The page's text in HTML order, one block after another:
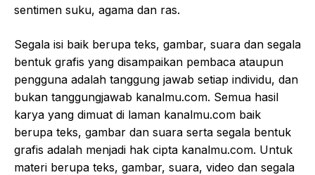
sentimen suku, agama dan ras.
Segala isi baik berupa teks, gambar, suara dan segala
bentuk grafis yang disampaikan pembaca ataupun
pengguna adalah tanggung jawab setiap individu, dan
bukan tanggungjawab kanalmu.com. Semua hasil
karya yang dimuat di laman kanalmu.com baik
berupa teks, gambar dan suara serta segala bentuk
grafis adalah menjadi hak cipta kanalmu.com. Untuk
materi berupa teks, gambar, suara, video dan segala